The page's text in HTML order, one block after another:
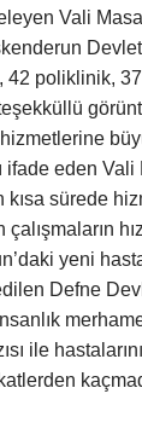
Vali
42 poliklinik,
ifade eden Vali
kısa sürede
çalışmaların
yeni
Defne
ile